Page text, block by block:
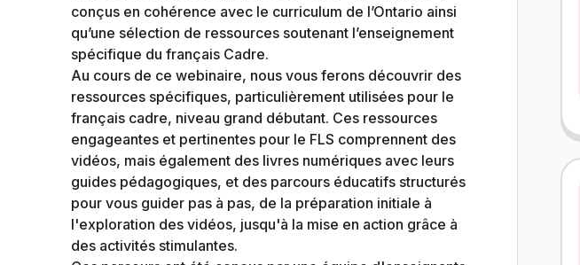
conçus en cohérence avec le curriculum de l’Ontario ainsi
qu’une sélection de ressources soutenant l’enseignement
spécifique du français Cadre.
Au cours de ce webinaire, nous vous ferons découvrir des
ressources spécifiques, particulièrement utilisées pour le
français cadre, niveau grand débutant. Ces ressources
engageantes et pertinentes pour le FLS comprennent des
vidéos, mais également des livres numériques avec leurs
guides pédagogiques, et des parcours éducatifs structurés
pour vous guider pas à pas, de la préparation initiale à
l'exploration des vidéos, jusqu'à la mise en action grâce à
des activités stimulantes.